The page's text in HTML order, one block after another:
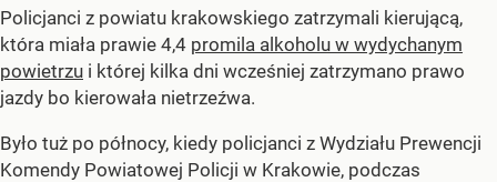
Policjanci z powiatu krakowskiego zatrzymali kierującą,
która miała prawie 4,4 promila alkoholu w wydychanym
powietrzu i której kilka dni wcześniej zatrzymano prawo
jazdy bo kierowała nietrzeźwa.
Było tuż po północy, kiedy policjanci z Wydziału Prewencji
Komendy Powiatowej Policji w Krakowie, podczas